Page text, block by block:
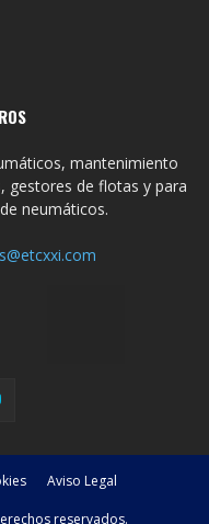
mantenimiento
gestores de flotas y para
neumáticos.
Aviso Legal
reservados.